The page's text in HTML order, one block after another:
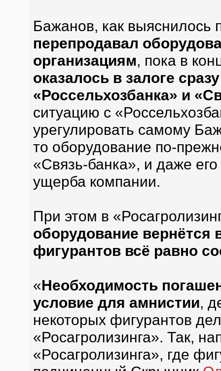
Бажанов, как выяснилось
перепродавал
организациям, пока в
оказалось в залоге
«Россельхозбанка» и
ситуацию с
урегулировать самому
то оборудование по-
«Связь-банка», и даже
ущерба компании.
При этом в
оборудование вернётся
фигурантов всё равно
«Необходимость
условие для амнистии,
некоторых фигурантов
«Росагролизинга». Так,
«Росагролизинга», где